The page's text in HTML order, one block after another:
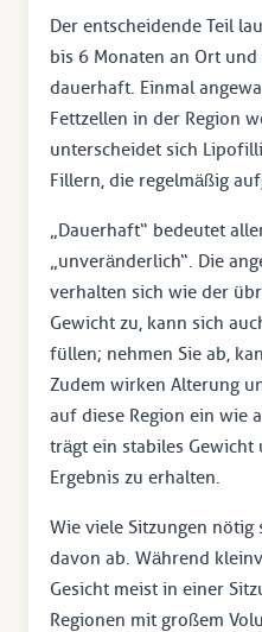
Der entscheidende Teil
bis 6 Monaten an Ort
dauerhaft. Einmal
Fettzellen in der Region
unterscheidet sich
Fillern, die regelmäßig
„Dauerhaft“ bedeutet
„unveränderlich“. Die
verhalten sich wie der
Gewicht zu, kann sich
füllen; nehmen Sie ab,
Zudem wirken Alterung
auf diese Region ein wie
trägt ein stabiles Gewicht
Ergebnis zu erhalten.
Wie viele Sitzungen nötig
davon ab. Während
Gesicht meist in einer
Regionen mit großem